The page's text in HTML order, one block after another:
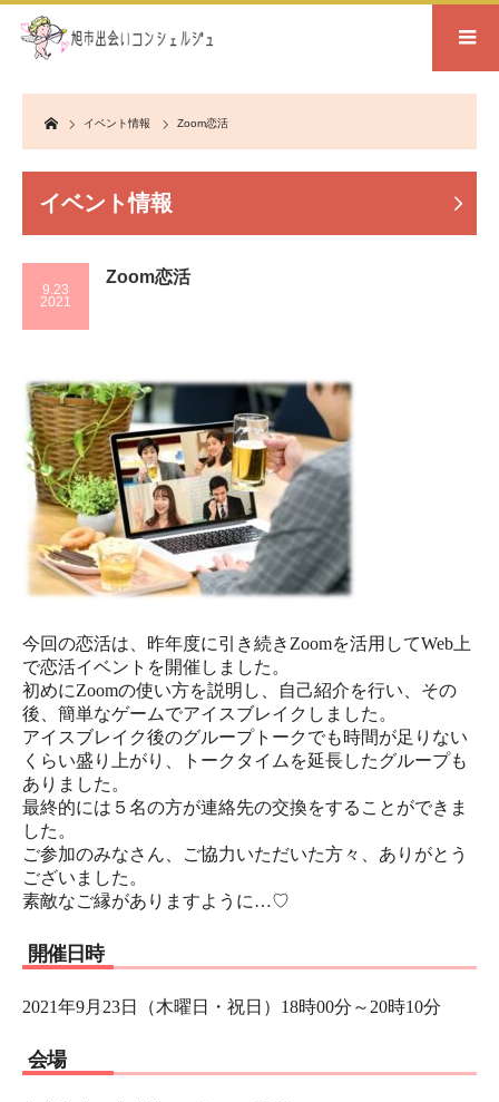
Home
イベント情報 Zoom恋活
イベント情報
9.23
2021
Zoom恋活
今回の恋活は、昨年度に引き続きZoomを活用してWeb上
で恋活イベントを開催しました。
初めにZoomの使い方を説明し、自己紹介を行い、その
後、簡単なゲームでアイスブレイクしました。
アイスブレイク後のグループトークでも時間が足りない
くらい盛り上がり、トークタイムを延長したグループも
ありました。
最終的には５名の方が連絡先の交換をすることができま
した。
ご参加のみなさん、ご協力いただいた方々、ありがとう
ございました。
素敵なご縁がありますように…♡
開催日時
2021年9月23日（木曜日・祝日）18時00分～20時10分
会場